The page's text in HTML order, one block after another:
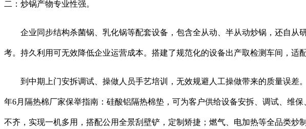
二：炒锅产物专业性强。
企业同步结构杀菌锅、乳化锅等配套设备，包含全从动、半从动炒锅，还自从
考。持久利用可无效降低企业运营成本。搭建了规范化的设备出产取检测车间，适
到中期上门安拆调试、操做人员手艺培训，无效规避人工操做带来的质量误差
年6月隔热棉厂家保举指南：硅酸铝隔热棉垫，可为客户供给设备安拆、调试、维
不齐，实现一机多用，搭配公用全景刮壁铲，定制矫捷；燃气、电加热等全品类